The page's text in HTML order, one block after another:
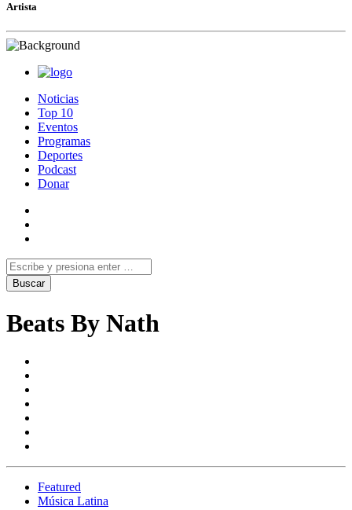
Artista
Noticias
Top 10
Eventos
Programas
Deportes
Podcast
Donar
Beats By Nath
Featured
Música Latina